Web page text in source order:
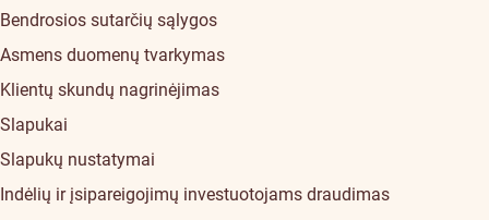
Bendrosios sutarčių sąlygos
Asmens duomenų tvarkymas
Klientų skundų nagrinėjimas
Slapukai
Slapukų nustatymai
Indėlių ir įsipareigojimų investuotojams draudimas